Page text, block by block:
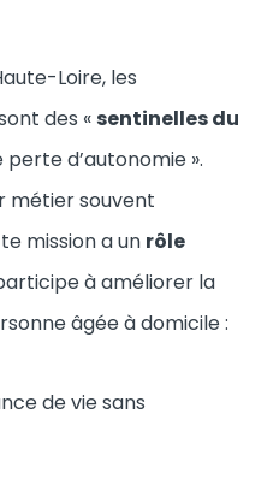
Loire, les
des « sentinelles du
perte d’autonomie ».
métier souvent
mission a un rôle
à améliorer la
âgée à domicile :
de vie sans